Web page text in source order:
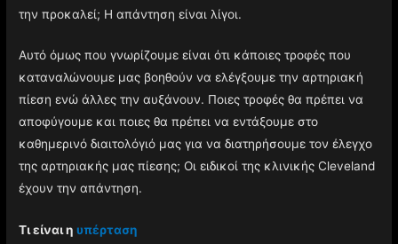
την προκαλεί; Η απάντηση είναι λίγοι.
Αυτό όμως που γνωρίζουμε είναι ότι κάποιες τροφές που
καταναλώνουμε μας βοηθούν να ελέγξουμε την αρτηριακή
πίεση ενώ άλλες την αυξάνουν. Ποιες τροφές θα πρέπει να
αποφύγουμε και ποιες θα πρέπει να εντάξουμε στο
καθημερινό διαιτολόγιό μας για να διατηρήσουμε τον έλεγχο
της αρτηριακής μας πίεσης; Οι ειδικοί της κλινικής Cleveland
έχουν την απάντηση.
Τι είναι ηυπέρταση